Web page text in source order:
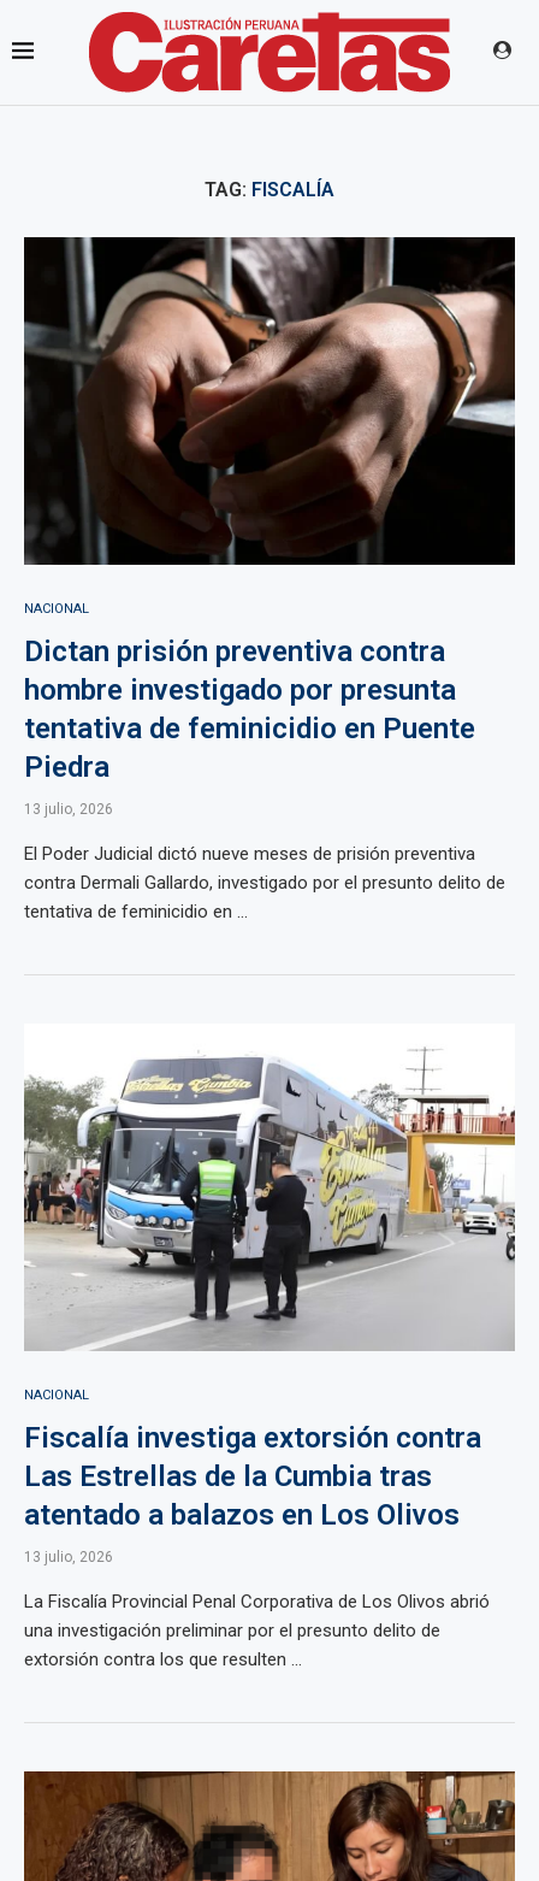
TAG: FISCALÍA
NACIONAL
Dictan prisión preventiva contra
hombre investigado por presunta
tentativa de feminicidio en Puente
Piedra
13 julio, 2026
El Poder Judicial dictó nueve meses de prisión preventiva
contra Dermali Gallardo, investigado por el presunto delito de
tentativa de feminicidio en ...
NACIONAL
Fiscalía investiga extorsión contra
Las Estrellas de la Cumbia tras
atentado a balazos en Los Olivos
13 julio, 2026
La Fiscalía Provincial Penal Corporativa de Los Olivos abrió
una investigación preliminar por el presunto delito de
extorsión contra los que resulten ...